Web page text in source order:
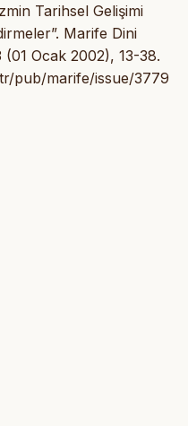
Tarihsel Gelişimi
Marife Dini
Ocak 2002), 13-38.
pub/marife/issue/3779